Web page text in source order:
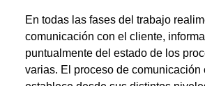
En todas las fases del trabajo
comunicación con el cliente,
puntualmente del estado de los
varias. El proceso de comunicación